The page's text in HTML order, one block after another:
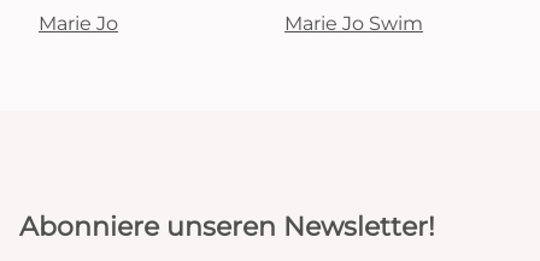
Marie Jo Marie Jo Swim
Abonniere unseren Newsletter!